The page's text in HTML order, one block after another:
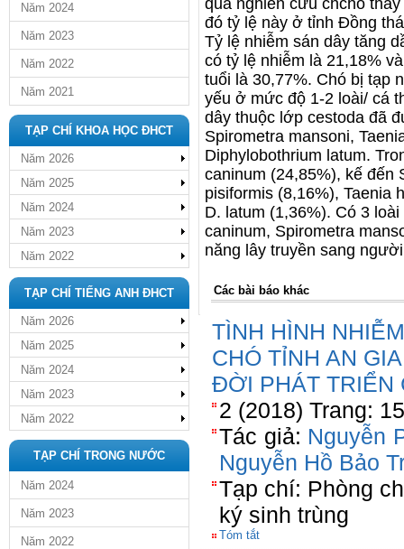
Năm 2024
Năm 2023
Năm 2022
Năm 2021
TẠP CHÍ KHOA HỌC ĐHCT
Năm 2026
Năm 2025
Năm 2024
Năm 2023
Năm 2022
TẠP CHÍ TIẾNG ANH ĐHCT
Năm 2026
Năm 2025
Năm 2024
Năm 2023
Năm 2022
TẠP CHÍ TRONG NƯỚC
Năm 2024
Năm 2023
Năm 2022
quả nghiên cứu chcho
đó tỷ lệ này ở tỉnh Đồng
Tỷ lệ nhiễm sán dây tăng
có tỷ lệ nhiễm là 21,18%
tuổi là 30,77%. Chó bị tạp
yếu ở mức độ 1-2 loài/ cá
dây thuộc lớp cestoda đã
Spirometra mansoni,
Diphylobothrium latum.
caninum (24,85%), kế đến
pisiformis (8,16%), Taenia
D. latum (1,36%). Có 3
caninum, Spirometra
năng lây truyền sang
Các bài báo khác
TÌNH HÌNH
CHÓ TỈNH AN
ĐỜI PHÁT TRIỂN
2 (2018) Trang:
Tác giả: Nguyễn
Nguyễn Hồ Bảo
Tạp chí: Phòng
ký sinh trùng
Tóm tắt